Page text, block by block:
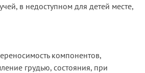
в недоступном для детей месте,
компонентов,
грудью, состояния, при